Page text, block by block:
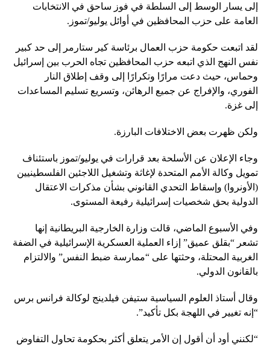
إلى يسار الوسط إلى السلطة في فوز ساحق في الانتخابات
العامة على حزب المحافظين في أوائل يوليو/تموز.
لقد اتبعت حكومة حزب العمال برئاسة كير ستارمر إلى حد كبير
نفس النهج الذي اتبعه حزب المحافظين تجاه الحرب بين إسرائيل
وحماس، حيث دعت مرارًا وتكرارًا إلى وقف إطلاق النار
الفوري، والإفراج عن جميع الرهائن، وتسريع تسليم المساعدات
إلى غزة.
ولكن ظهرت بعض الاختلافات البارزة.
وجاء الإعلان عن الأسلحة بعد قرارات في يوليو/تموز باستئناف
تمويل وكالة الأمم المتحدة لإغاثة وتشغيل اللاجئين الفلسطينيين
(الأونروا) وإسقاط التحدي القانوني بشأن مذكرات الاعتقال
الدولية بحق شخصيات إسرائيلية رفيعة المستوى.
وفي الأسبوع الماضي، قالت وزارة الخارجية البريطانية إنها
تشعر “بقلق عميق” إزاء العملية العسكرية الإسرائيلية في الضفة
الغربية المحتلة، وحثتها على “ممارسة ضبط النفس” والالتزام
بالقانون الدولي.
وقال أستاذ العلوم السياسية ستيفن فيلدينج لوكالة فرانس برس
“إنه تغيير في اللهجة بكل تأكيد”.
“لكنني أود أن أقول إن الأمر يتعلق أكثر بحكومة تحاول التفاوض